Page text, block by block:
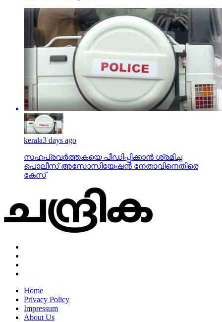
kerala3 days ago
സഹപ്രവര്‍ത്തകയെ പീഡിപ്പിക്കാന്‍ ശ്രമിച്ച
പൊലീസ് അസോസിയേഷന്‍ നേതാവിനെതിരെ
കേസ്
Home
Privacy Policy
Impressum
About Us